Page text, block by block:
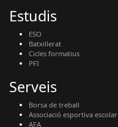
Estudis
ESO
Batxillerat
Cicles formatius
PFI
Serveis
Borsa de treball
Associació esportiva escolar
AFA